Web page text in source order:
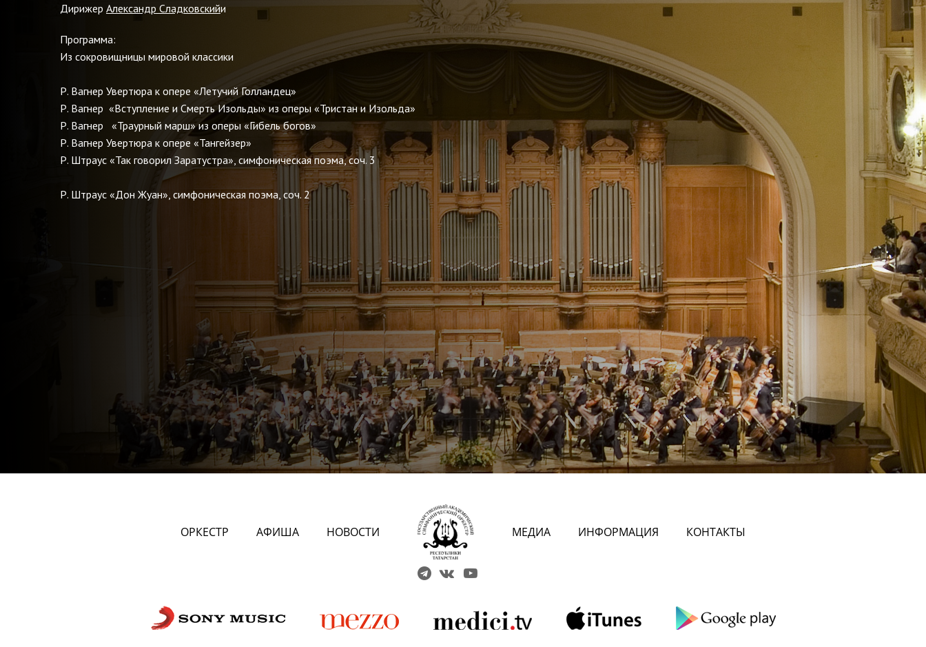
Дирижер Александр Сладковскийи
Программа:
Из сокровищницы мировой классики
Р. Вагнер Увертюра к опере «Летучий Голландец»
Р. Вагнер «Вступление и Смерть Изольды» из оперы «Тристан и Изольда»
Р. Вагнер «Траурный марш» из оперы «Гибель богов»
Р. Вагнер Увертюра к опере «Тангейзер»
Р. Штраус «Так говорил Заратустра», симфоническая поэма, соч. 3
Р. Штраус «Дон Жуан», симфоническая поэма, соч. 2
ОРКЕСТР АФИША НОВОСТИ МЕДИА ИНФОРМАЦИЯ КОНТАКТЫ